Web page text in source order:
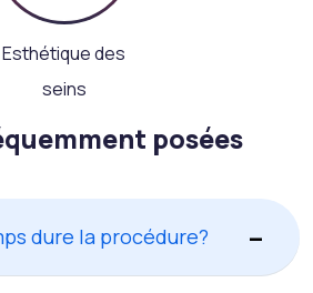
Esthétique des
seins
posées
dure la procédure?